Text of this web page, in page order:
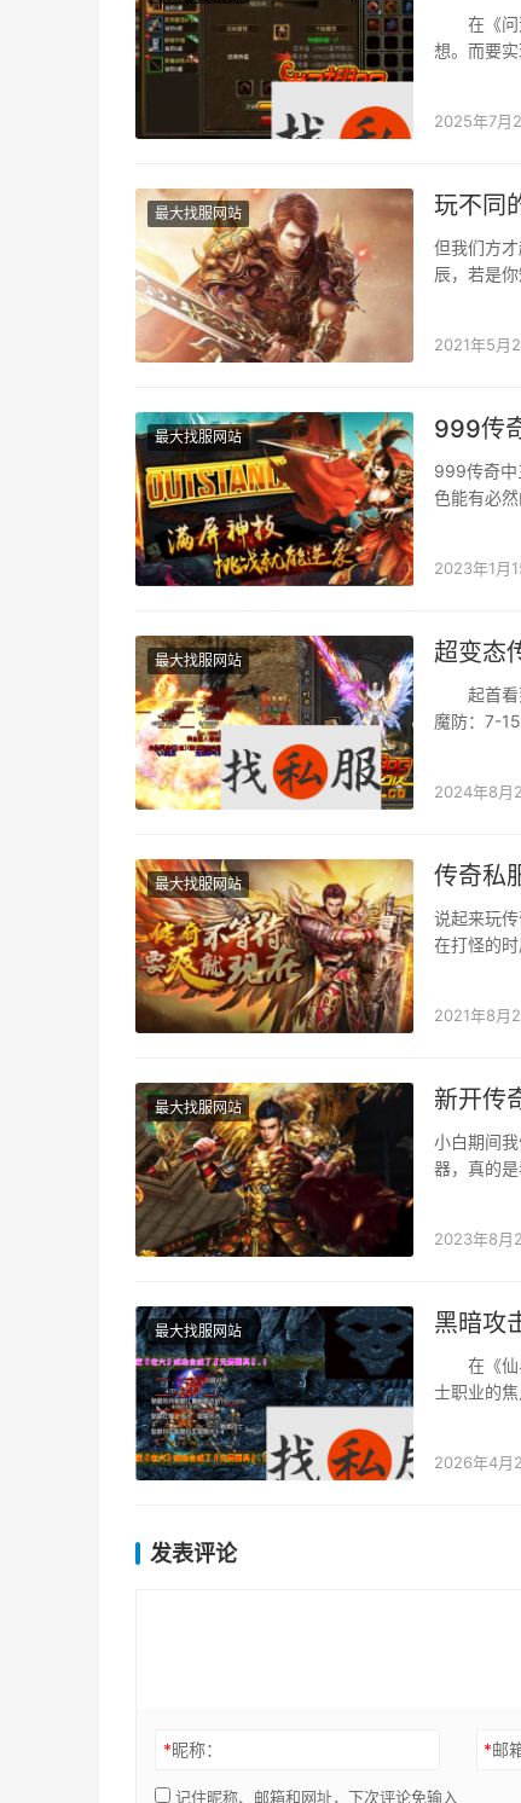
在《问道
想。而要
2025年7月
最大找服网站 玩不同
但我们方
辰，若是
2021年5月
最大找服网站 999传
999传奇中
色能有必
2023年1月
最大找服网站 超变态
起首看到
魔防：7-
2024年8月
最大找服网站 传奇私
说起来玩
在打怪的
2021年8月
最大找服网站 新开传
小白期间
器，真的
2023年8月
最大找服网站 黑暗攻
在《仙界
士职业的
2026年4月
发表评论
*昵称： *邮
记住昵称、邮箱和网址，下次评论免输入